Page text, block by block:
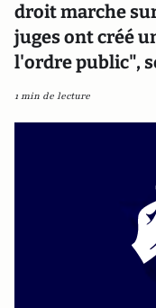
droit marche
juges ont créé
l'ordre public",
1 min de lecture